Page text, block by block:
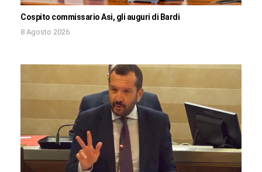
Cospito commissario Asi, gli auguri di Bardi
8 Agosto 2026